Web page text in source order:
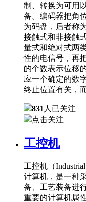
制、转换为可用
备。编码器把角
为码盘，后者称
接触式和非接触
量式和绝对式两
性的电信号，再
的个数表示位移
应一个确定的数
终止位置有关，
831 人已关注
点击关注
工控机
工控机（
计算机，是一种
备、工艺装备进
重要的计算机属